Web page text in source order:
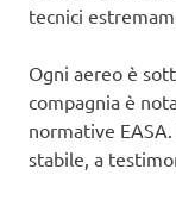
tecnici
Ogni aereo è
compagnia è
normative EASA.
stabile, a